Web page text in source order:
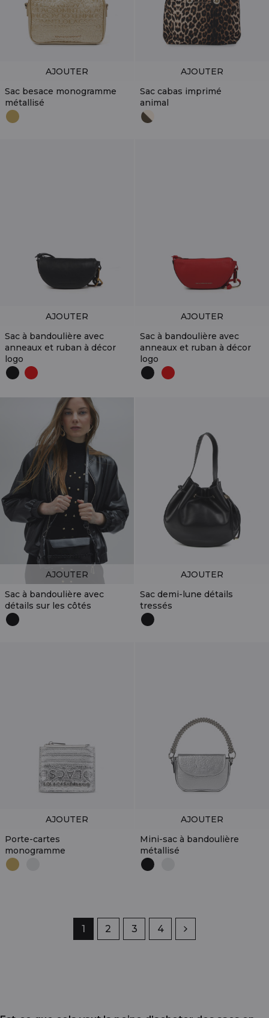
Sac besace monogramme
métallisé
AJOUTER
Sac cabas imprimé
animal
AJOUTER
Sac à bandoulière avec
anneaux et ruban à décor
logo
AJOUTER
Sac à bandoulière avec
anneaux et ruban à décor
logo
AJOUTER
Sac à bandoulière avec
détails sur les côtés
AJOUTER
Sac demi-lune détails
tressés
AJOUTER
Porte-cartes
monogramme
AJOUTER
Mini-sac à bandoulière
métallisé
AJOUTER
Page
1 Page
2 Page
3 Page
4 Suivant